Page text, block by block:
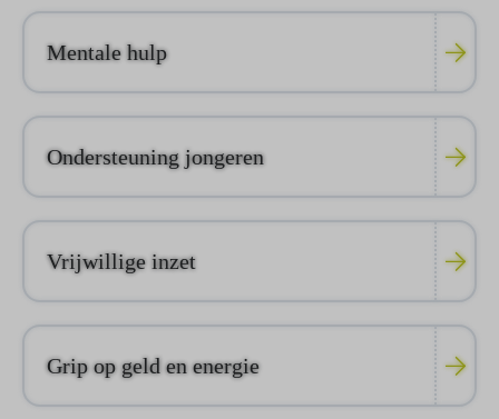
Mentale hulp
Ondersteuning jongeren
Vrijwillige inzet
Grip op geld en energie